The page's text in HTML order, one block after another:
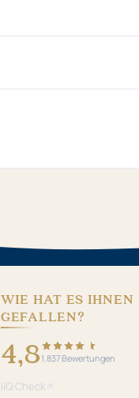
WIE HAT ES IHNEN
GEFALLEN?
4,81.837 Bewertungen
iiQ Check